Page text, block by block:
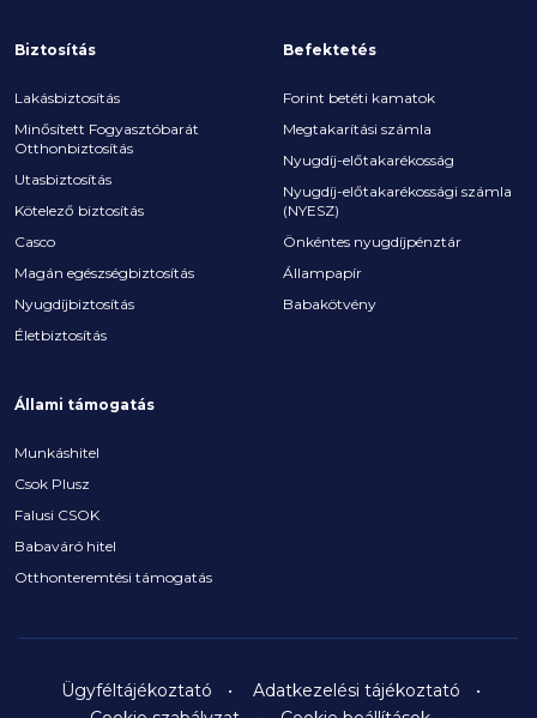
Biztosítás
Lakásbiztosítás
Minősített Fogyasztóbarát
Otthonbiztosítás
Utasbiztosítás
Kötelező biztosítás
Casco
Magán egészségbiztosítás
Nyugdíjbiztosítás
Életbiztosítás
Befektetés
Forint betéti kamatok
Megtakarítási számla
Nyugdíj-előtakarékosság
Nyugdíj-előtakarékossági számla
(NYESZ)
Önkéntes nyugdíjpénztár
Állampapír
Babakötvény
Állami támogatás
Munkáshitel
Csok Plusz
Falusi CSOK
Babaváró hitel
Otthonteremtési támogatás
Ügyféltájékoztató
Adatkezelési tájékoztató